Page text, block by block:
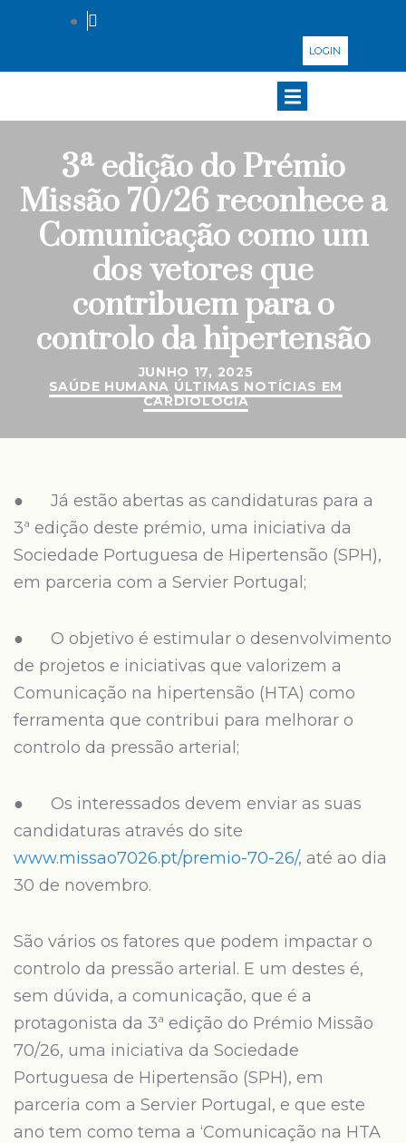
LOGIN
3ª edição do Prémio
Missão 70/26 reconhece a
Comunicação como um
dos vetores que
contribuem para o
controlo da hipertensão
JUNHO 17, 2025
SAÚDE HUMANA ÚLTIMAS NOTÍCIAS EM
CARDIOLOGIA
● Já estão abertas as candidaturas para a
3ª edição deste prémio, uma iniciativa da
Sociedade Portuguesa de Hipertensão (SPH),
em parceria com a Servier Portugal;
● O objetivo é estimular o desenvolvimento
de projetos e iniciativas que valorizem a
Comunicação na hipertensão (HTA) como
ferramenta que contribui para melhorar o
controlo da pressão arterial;
● Os interessados devem enviar as suas
candidaturas através do site
www.missao7026.pt/premio-70-26/, até ao dia
30 de novembro.
São vários os fatores que podem impactar o
controlo da pressão arterial. E um destes é,
sem dúvida, a comunicação, que é a
protagonista da 3ª edição do Prémio Missão
70/26, uma iniciativa da Sociedade
Portuguesa de Hipertensão (SPH), em
parceria com a Servier Portugal, e que este
ano tem como tema a ‘Comunicação na HTA